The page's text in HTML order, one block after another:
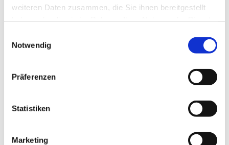
weiteren Daten zusammen, die Sie ihnen bereitgestellt
Notwendig
Präferenzen
Statistiken
Marketing